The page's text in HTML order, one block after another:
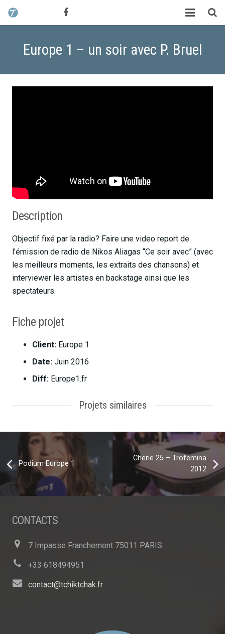
WORK
Europe 1 – un soir avec P. Bruel
Description
Objectif fixé par la radio? Faire une video report de
l’émission de radio de Nikos Aliagas “Ce soir avec” (avec
les meilleurs moments, les extraits des chansons) et
interviewer les artistes en backstage ainsi que les
spectateurs.
Fiche projet
Client: Europe 1
Date: Juin 2016
Diff: Europe1.fr
Projets similaires
Podium Europe 1
Cherie 25 – Trofemina
2012
CONTACTS
7 Impasse Franchemont 75011 PARIS
+33 618494951
contact@tchiktchak.fr